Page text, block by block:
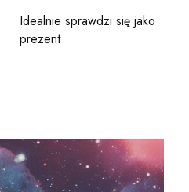
Idealnie sprawdzi się jako
prezent